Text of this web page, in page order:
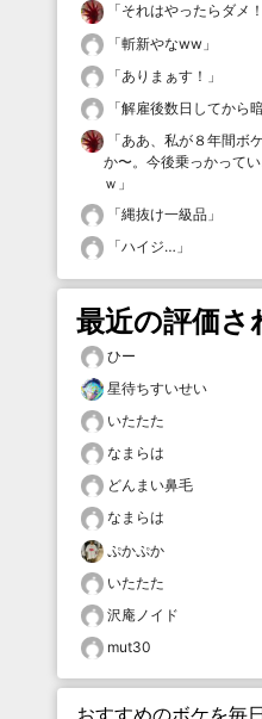
「それはやったらダメ
「斬新やなww 」
「ありまぁす！ 」
「解雇後数日してから
「ああ、私が８年間ボ
か〜。今後乗っかって
ｗ 」
「縄抜け一級品 」
「ハイジ… 」
最近の評価さ
ひー
星待ちすいせい
いたたた
なまらは
どんまい鼻毛
なまらは
ぷかぷか
いたたた
沢庵ノイド
mut30